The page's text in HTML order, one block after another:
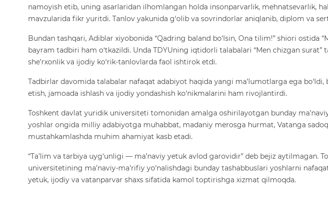
namoyish etib, uning asarlaridan ilhomlangan holda insonparvarlik, mehnatsevarlik,
mavzularida fikr yuritdi. Tanlov yakunida g‘olib va sovrindorlar aniqlanib, diplom va
Bundan tashqari, Adiblar xiyobonida “Qadring baland bo‘lsin, Ona tilim!” shiori ostida
bayram tadbiri ham o‘tkazildi. Unda TDYUning iqtidorli talabalari “Men chizgan surat”
she’rxonlik va ijodiy ko‘rik-tanlovlarda faol ishtirok etdi.
Tadbirlar davomida talabalar nafaqat adabiyot haqida yangi ma’lumotlarga ega bo‘ldi,
etish, jamoada ishlash va ijodiy yondashish ko‘nikmalarini ham rivojlantirdi.
Toshkent davlat yuridik universiteti tomonidan amalga oshirilayotgan bunday
yoshlar ongida milliy adabiyotga muhabbat, madaniy merosga hurmat, Vatanga
mustahkamlashda muhim ahamiyat kasb etadi.
“Ta’lim va tarbiya uyg‘unligi — ma’naviy yetuk avlod garovidir” deb bejiz aytilmagan.
universitetining ma’naviy-ma’rifiy yo‘nalishdagi bunday tashabbuslari yoshlarni
yetuk, ijodiy va vatanparvar shaxs sifatida kamol toptirishga xizmat qilmoqda.